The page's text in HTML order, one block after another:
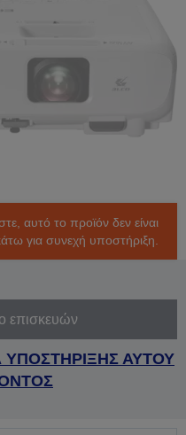
αυτό το προϊόν δεν είναι
για συνεχή υποστήριξη.
επισκευών
ΥΠΟΣΤΗΡΙΞΗΣ ΑΥΤΟΥ